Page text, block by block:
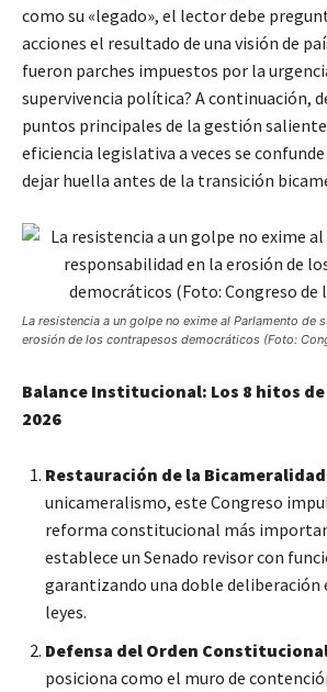
como su «legado», el lector debe
acciones el resultado de una visión de
fueron parches impuestos por la
supervivencia política? A continuación,
puntos principales de la gestión
eficiencia legislativa a veces se
dejar huella antes de la transición
La resistencia a un golpe no exime al Parlamento de
erosión de los contrapesos democráticos (Foto:
Balance Institucional: Los 8 hitos
2026
Restauración de la
unicameralismo, este Congreso
reforma constitucional más
establece un Senado revisor con
garantizando una doble deliberación
leyes.
Defensa del Orden
posiciona como el muro de